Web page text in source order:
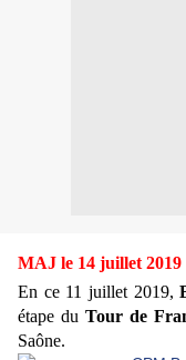
MAJ le 14 juillet 2019
En ce 11 juillet 2019,
étape duTour de
Saône.